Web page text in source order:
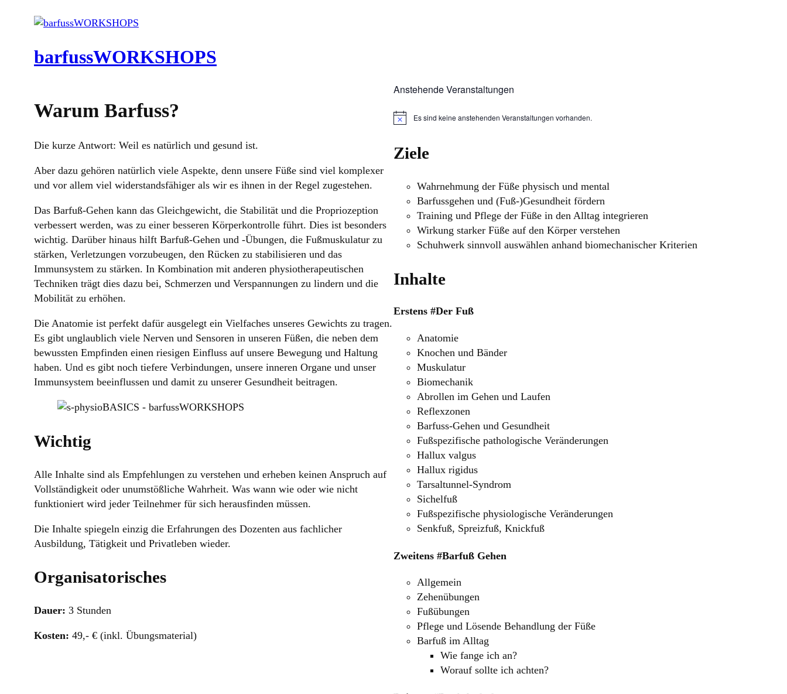
barfussWORKSHOPS
Warum Barfuss?
Die kurze Antwort: Weil es natürlich und gesund ist.
Aber dazu gehören natürlich viele Aspekte, denn unsere Füße sind viel komplexer
und vor allem viel widerstandsfähiger als wir es ihnen in der Regel zugestehen.
Das Barfuß-Gehen kann das Gleichgewicht, die Stabilität und die Propriozeption
verbessert werden, was zu einer besseren Körperkontrolle führt. Dies ist besonders
wichtig. Darüber hinaus hilft Barfuß-Gehen und -Übungen, die Fußmuskulatur zu
stärken, Verletzungen vorzubeugen, den Rücken zu stabilisieren und das
Immunsystem zu stärken. In Kombination mit anderen physiotherapeutischen
Techniken trägt dies dazu bei, Schmerzen und Verspannungen zu lindern und die
Mobilität zu erhöhen.
Die Anatomie ist perfekt dafür ausgelegt ein Vielfaches unseres Gewichts zu tragen.
Es gibt unglaublich viele Nerven und Sensoren in unseren Füßen, die neben dem
bewussten Empfinden einen riesigen Einfluss auf unsere Bewegung und Haltung
haben. Und es gibt noch tiefere Verbindungen, unsere inneren Organe und unser
Immunsystem beeinflussen und damit zu unserer Gesundheit beitragen.
Wichtig
Alle Inhalte sind als Empfehlungen zu verstehen und erheben keinen Anspruch auf
Vollständigkeit oder unumstößliche Wahrheit. Was wann wie oder wie nicht
funktioniert wird jeder Teilnehmer für sich herausfinden müssen.
Die Inhalte spiegeln einzig die Erfahrungen des Dozenten aus fachlicher
Ausbildung, Tätigkeit und Privatleben wieder.
Organisatorisches
Dauer: 3 Stunden
Kosten: 49,- € (inkl. Übungsmaterial)
Anstehende Veranstaltungen
H
w
e
Es sind keine anstehenden Veranstaltungen vorhanden.
Ziele
Wahrnehmung der Füße physisch und mental
Barfussgehen und (Fuß-)Gesundheit fördern
Training und Pflege der Füße in den Alltag integrieren
Wirkung starker Füße auf den Körper verstehen
Schuhwerk sinnvoll auswählen anhand biomechanischer Kriterien
Inhalte
Erstens #Der Fuß
Anatomie
Knochen und Bänder
Muskulatur
Biomechanik
Abrollen im Gehen und Laufen
Reflexzonen
Barfuss-Gehen und Gesundheit
Fußspezifische pathologische Veränderungen
Hallux valgus
Hallux rigidus
Tarsaltunnel-Syndrom
Sichelfuß
Fußspezifische physiologische Veränderungen
Senkfuß, Spreizfuß, Knickfuß
Zweitens #Barfuß Gehen
Allgemein
Zehenübungen
Fußübungen
Pflege und Lösende Behandlung der Füße
Barfuß im Alltag
Wie fange ich an?
Worauf sollte ich achten?